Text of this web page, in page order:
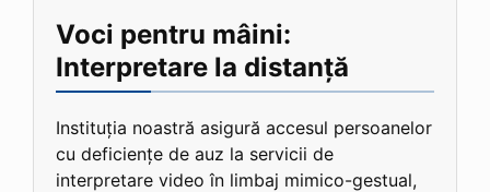
Voci pentru mâini:
Interpretare la distanță
Instituția noastră asigură accesul persoanelor
cu deficiențe de auz la servicii de
interpretare video în limbaj mimico-gestual,